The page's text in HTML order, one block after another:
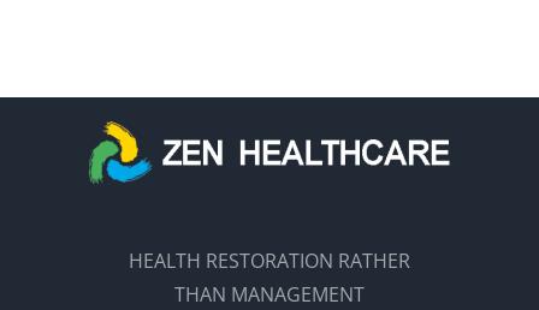
HEALTH RESTORATION RATHER
THAN MANAGEMENT